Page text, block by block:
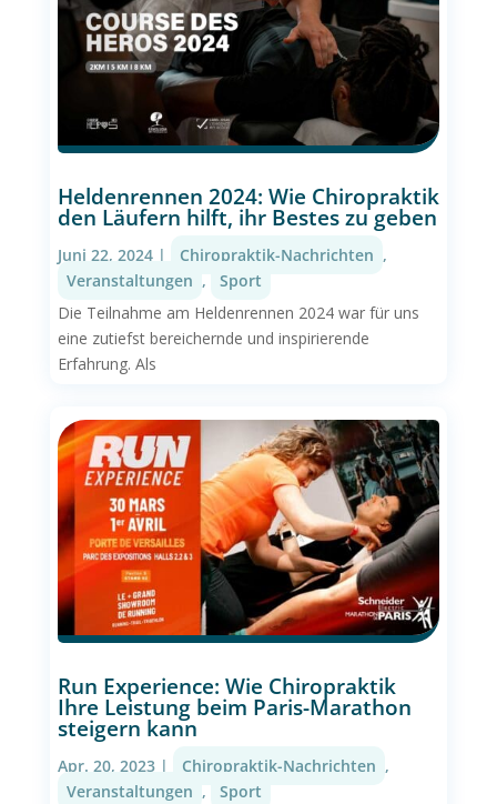
Heldenrennen 2024: Wie Chiropraktik
den Läufern hilft, ihr Bestes zu geben
Juni 22, 2024| Chiropraktik-Nachrichten ,
Veranstaltungen ,
Sport
Die Teilnahme am Heldenrennen 2024 war für uns
eine zutiefst bereichernde und inspirierende
Erfahrung. Als
Run Experience: Wie Chiropraktik
Ihre Leistung beim Paris-Marathon
steigern kann
Apr. 20, 2023| Chiropraktik-Nachrichten ,
Veranstaltungen ,
Sport